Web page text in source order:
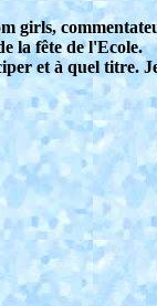
girls,
la fête de l'Ecole.
et à quel titre.